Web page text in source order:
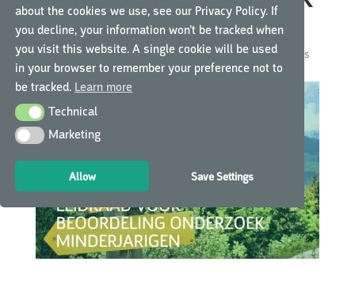
about the cookies we use, see our Privacy Policy. If
you decline, your information won’t be tracked when
you visit this website. A single cookie will be used
in your browser to remember your preference not to
be tracked. Learn more
TechnicalTechnical
MarketingMarketing
Allow Save Settings
MINDERJARIGEN
doorGCP Central|mrt 9, 2017|GCP Central nieuws|0 Reacties